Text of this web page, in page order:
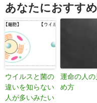
あなたにおすす
ウイルスと菌の
違いを知らない
人が多いみたい
運命の人
め方